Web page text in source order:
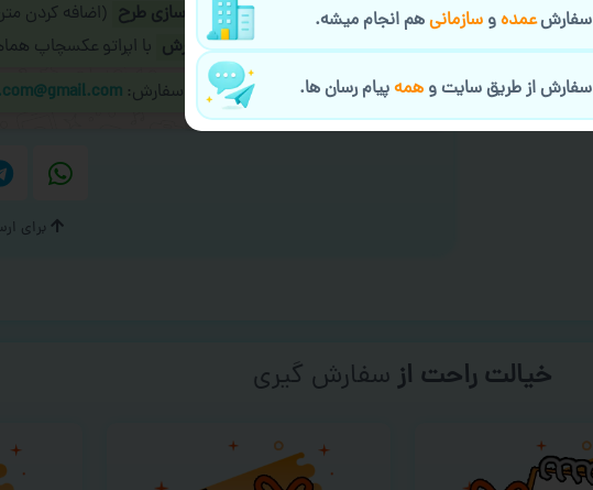
در صورت نیاز به سفارشی سازی طرح (اضافه کردن
ارسال و یا کادو کردن سفارش با اپراتو عکسچاپ
ایمیل جهت ثبت یا پیگیری سفارش:
برای
خیالت راحت ازسفارش گیری
سفارشعمدهوسازمانیهم انجام میشه.
سفارش از طریق سایت وهمهپیام رسان ها.